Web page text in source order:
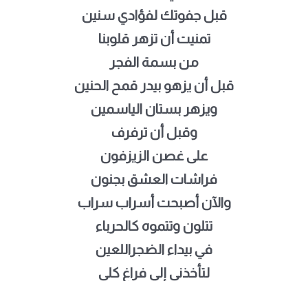
قبل جفوتك لفؤادي سنين
تمنيت أن تزهر قلوبنا
من بسمة الفجر
قبل أن يزهو بيدر قمح الحنين
ويزهر بستان الياسمين
وقبل أن ترفرف
على غصن الزيزفون
فراشات العشق بجنون
والآن أصبحت أسراب سراب
تتلون وتتموه كالحرباء
في بيداء الضجراللعين
لتأخذني إلى فراغ كلي